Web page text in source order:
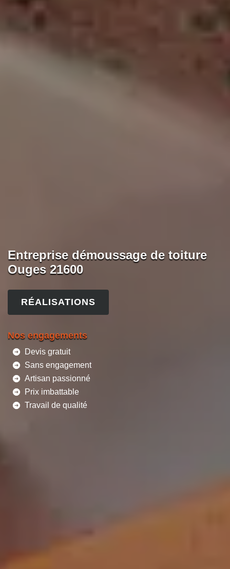
Entreprise démoussage de toiture
Ouges 21600
RÉALISATIONS
Nos engagements
Devis gratuit
Sans engagement
Artisan passionné
Prix imbattable
Travail de qualité